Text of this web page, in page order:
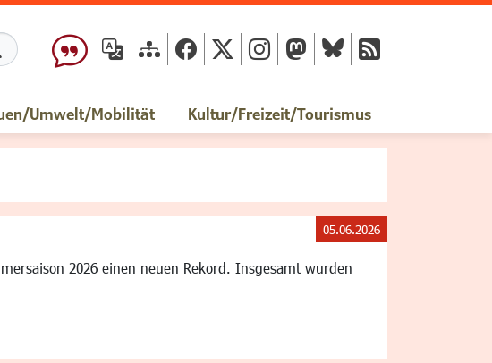
Formularschaltfläche
Umwelt/Mobilität Kultur/Freizeit/Tourismus
2026 einen neuen Rekord. Insgesamt wurden
05.06.2026